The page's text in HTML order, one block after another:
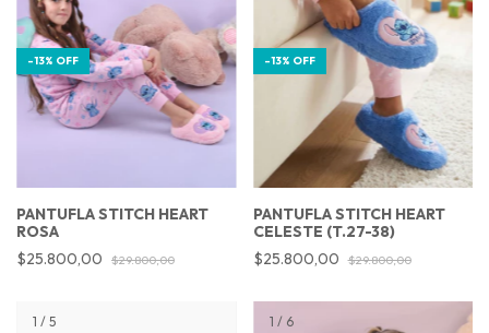
-13% OFF
PANTUFLA STITCH HEART
ROSA
$25.800,00
$29.800,00
-13% OFF
PANTUFLA STITCH HEART
CELESTE (T.27-38)
$25.800,00
$29.800,00
1 / 5 1 / 6